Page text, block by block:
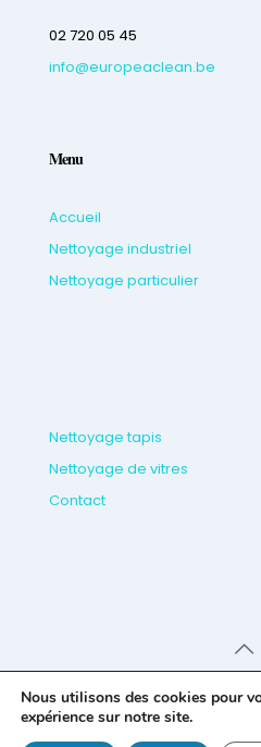
02 720 05 45
info@europeaclean.be
Menu
Accueil
Nettoyage industriel
Nettoyage particulier
Nettoyage tapis
Nettoyage de vitres
Contact
© 2026 Europea Clean.
réservés.
Nous utilisons des cookies pour
expérience sur notre site.